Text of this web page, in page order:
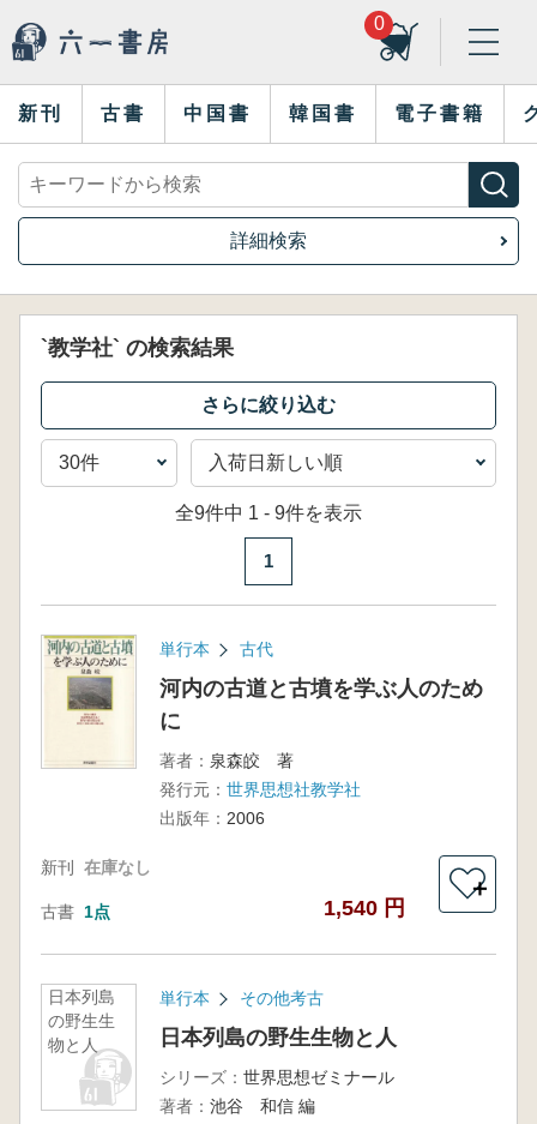
0
新刊 古書 中国書 韓国書 電子書籍
詳細検索
`教学社` の検索結果
全9件中 1 - 9件を表示
1
単行本 古代
河内の古道と古墳を学ぶ人のため
に
著者： 泉森皎 著
発行元： 世界思想社教学社
出版年： 2006
新刊 在庫なし
古書 1点 1,540 円
＋
日本列島
の野生生
物と人
単行本 その他考古
日本列島の野生生物と人
シリーズ： 世界思想ゼミナール
著者： 池谷 和信 編